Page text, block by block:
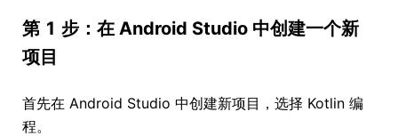
第 1 步：在 Android Studio 中创建一个新
项目
首先在 Android Studio 中创建新项目，选择 Kotlin 编
程。